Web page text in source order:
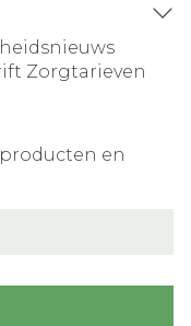
Zorgtarieven
en